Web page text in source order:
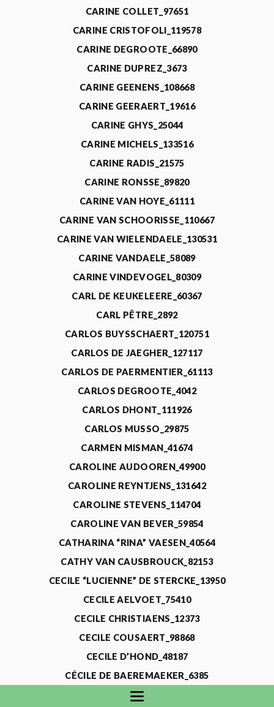
CARINE COLLET_97651
CARINE CRISTOFOLI_119578
CARINE DEGROOTE_66890
CARINE DUPREZ_3673
CARINE GEENENS_108668
CARINE GEERAERT_19616
CARINE GHYS_25044
CARINE MICHELS_133516
CARINE RADIS_21575
CARINE RONSSE_89820
CARINE VAN HOYE_61111
CARINE VAN SCHOORISSE_110667
CARINE VAN WIELENDAELE_130531
CARINE VANDAELE_58089
CARINE VINDEVOGEL_80309
CARL DE KEUKELEERE_60367
CARL PÊTRE_2892
CARLOS BUYSSCHAERT_120751
CARLOS DE JAEGHER_127117
CARLOS DE PAERMENTIER_61113
CARLOS DEGROOTE_4042
CARLOS DHONT_111926
CARLOS MUSSO_29875
CARMEN MISMAN_41674
CAROLINE AUDOOREN_49900
CAROLINE REYNTJENS_131642
CAROLINE STEVENS_114704
CAROLINE VAN BEVER_59854
CATHARINA “RINA” VAESEN_40564
CATHY VAN CAUSBROUCK_82153
CECILE “LUCIENNE” DE STERCKE_13950
CECILE AELVOET_75410
CECILE CHRISTIAENS_12373
CECILE COUSAERT_98868
CECILE D’HOND_48187
CÉCILE DE BAEREMAEKER_6385
CECILE DE WAELE_4731